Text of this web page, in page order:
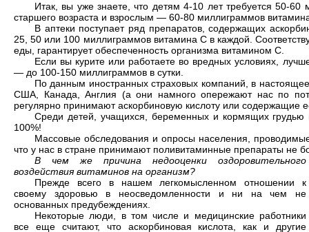
Итак, вы уже знаете, что детям 4-10 лет требуется 50-
старшего возраста и взрослым — 60-80 миллиграммов
В аптеки поступает ряд препаратов, содержащих
25, 50 или 100 миллиграммов витамина С в каждой.
еды, гарантирует обеспеченность организма витамином С.
Если вы курите или работаете во вредных условиях,
— до 100-150 миллиграммов в сутки.
По данным иностранных страховых компаний, в
США, Канада, Англия (а они намного опережают нас по
регулярно принимают аскорбиновую кислоту или содержащие
Среди детей, учащихся, беременных и кормящих грудью
100%!
Массовые обследования и опросы населения,
что у нас в стране принимают поливитаминные препараты не
В чем же причина недооценки оздоровительного
воздействия витаминов на организм?
Прежде всего в нашем легкомысленном отношении к
своему здоровью в неосведомленности и ни на чем не
основанных предубеждениях.
Некоторые люди, в том числе и медицинские работники
все еще считают, что аскорбиновая кислота, как и другие